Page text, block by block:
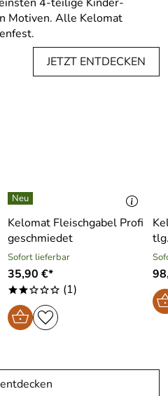
Motiven. Alle Kelomat
JETZT ENTDECKEN
Kelomat Fleischgabel Profi
geschmiedet
Sofort lieferbar
35,90 €*
**ooo (1)